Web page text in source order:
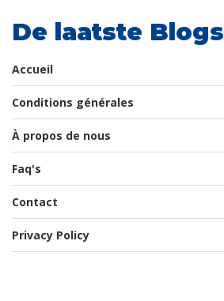
De laatste Blogs
Accueil
Conditions générales
À propos de nous
Faq's
Contact
Privacy Policy